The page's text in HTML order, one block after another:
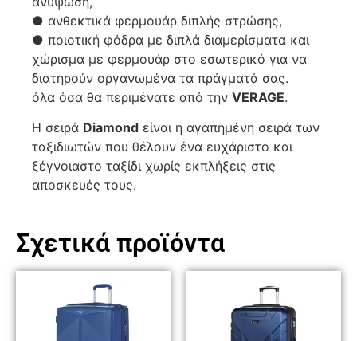
● ανθεκτικά φερμουάρ διπλής στρώσης,
● ποιοτική φόδρα με διπλά διαμερίσματα και
χώρισμα με φερμουάρ στο εσωτερικό για να
διατηρούν οργανωμένα τα πράγματά σας.
όλα όσα θα περιμένατε από την VERAGE.
Η σειρά Diamond είναι η αγαπημένη σειρά των
ταξιδιωτών που θέλουν ένα ευχάριστο και
ξέγνοιαστο ταξίδι χωρίς εκπλήξεις στις
αποσκευές τους.
Σχετικά προϊόντα